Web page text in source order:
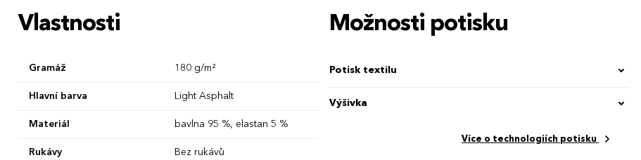
Vlastnosti
Gramáž 180 g/m²
Hlavní barva Light Asphalt
Materiál bavlna 95 %, elastan 5 %
Rukávy Bez rukávů
Možnosti potisku
Potisk textilu
Výšivka
Více o technologiích potisku